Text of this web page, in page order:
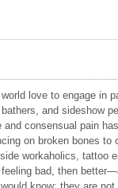
love to engage in
and sideshow
consensual pain
on broken bones
workaholics, tattoo
bad, then